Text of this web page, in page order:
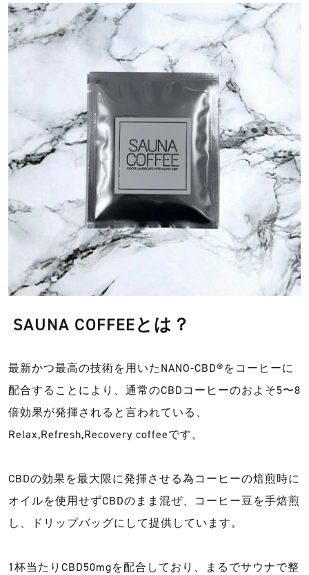
SAUNA COFFEEとは？
最新かつ最高の技術を用いたNANO-CBD®︎をコーヒーに
配合することにより、通常のCBDコーヒーのおよそ5〜8
倍効果が発揮されると言われている、
Relax,Refresh,Recovery coffeeです。
CBDの効果を最大限に発揮させる為コーヒーの焙煎時に
オイルを使用せずCBDのまま混ぜ、コーヒー豆を手焙煎
し、ドリップバッグにして提供しています。
1杯当たりCBD50mgを配合しており、まるでサウナで整